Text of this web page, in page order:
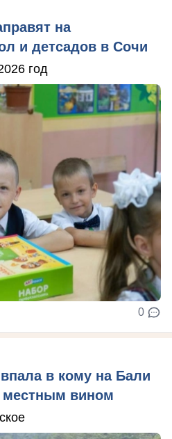
на
и детсадов в Сочи
год
0
в кому на Бали
местным вином